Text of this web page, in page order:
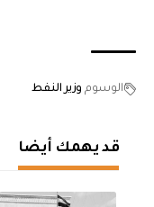
الوسوم وزير النفط
قد يهمك أيضا